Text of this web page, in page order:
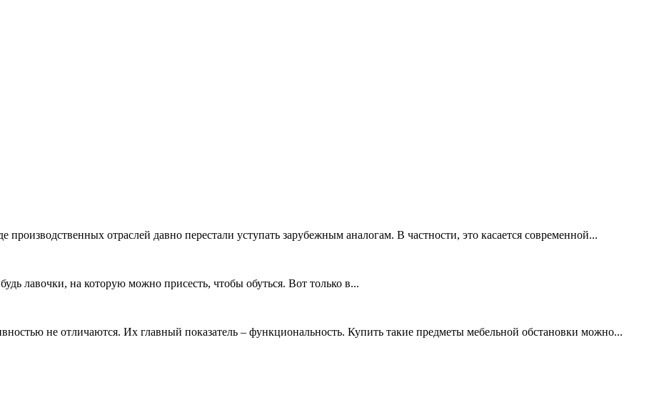
производственных отраслей давно перестали уступать зарубежным аналогам. В частности, это касается современной...
лавочки, на которую можно присесть, чтобы обуться. Вот только в...
не отличаются. Их главный показатель – функциональность. Купить такие предметы мебельной обстановки можно...